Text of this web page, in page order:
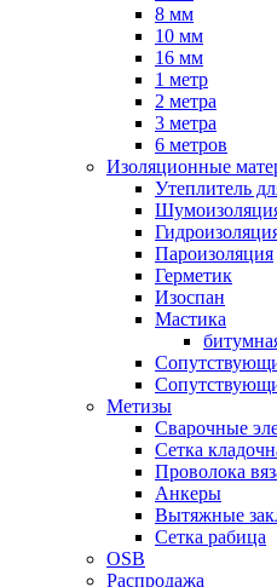
8 мм
10 мм
16 мм
1 метр
2 метра
3 метра
6 метров
Изоляционные
Утеплитель
Пароизоляция
Герметик
Изоспан
Мастика
Метизы
Сварочные
Сетка
Проволока
Анкеры
Вытяжные
Сетка рабица
OSB
Распродажа